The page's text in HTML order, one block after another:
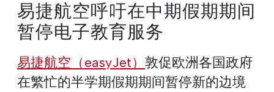
易捷航空呼吁在中期假期期间
暂停电子教育服务
易捷航空（easyJet） 敦促欧洲各国政府
在繁忙的半学期假期期间暂停新的边境